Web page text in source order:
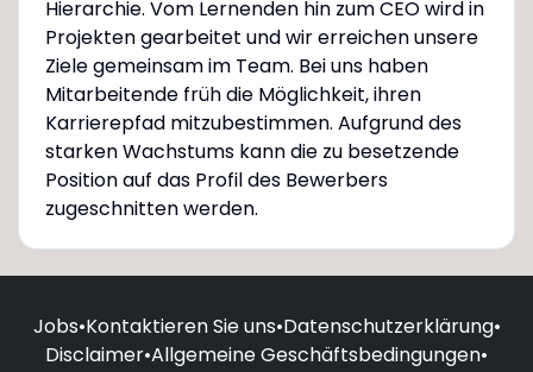
Hierarchie. Vom Lernenden hin zum CEO wird in
Projekten gearbeitet und wir erreichen unsere
Ziele gemeinsam im Team. Bei uns haben
Mitarbeitende früh die Möglichkeit, ihren
Karrierepfad mitzubestimmen. Aufgrund des
starken Wachstums kann die zu besetzende
Position auf das Profil des Bewerbers
zugeschnitten werden.
Jobs•Kontaktieren Sie uns•Datenschutzerklärung•
Disclaimer•Allgemeine Geschäftsbedingungen•